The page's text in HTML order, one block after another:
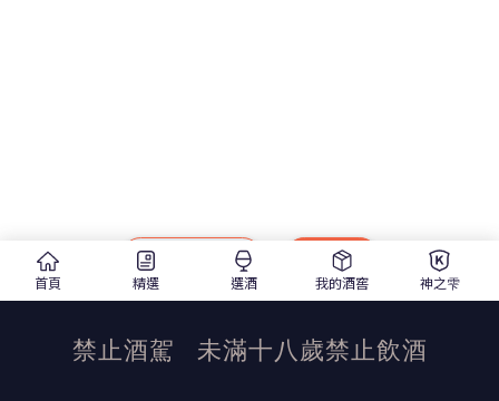
從我的訂單複製 新增酒窖
首頁 精選 選酒 我的酒窖 神之雫
禁止酒駕 未滿十八歲禁止飲酒